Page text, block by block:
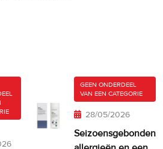
GEEN ONDERDEEL
VAN EEN CATEGORIE
28/05/2026
Seizoensgebonden